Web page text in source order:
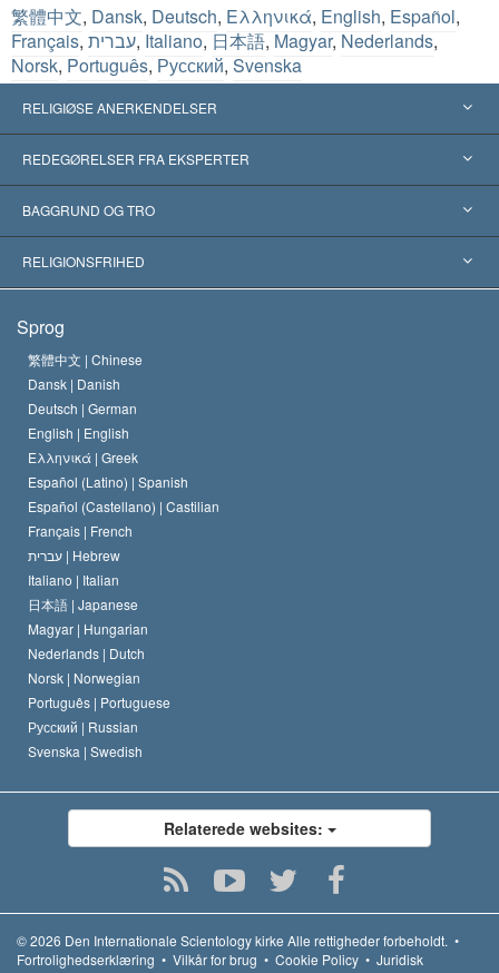
繁體中文, Dansk, Deutsch, Ελληνικά, English, Español,
Français, עברית, Italiano, 日本語, Magyar, Nederlands,
Norsk, Português, Русский, Svenska
RELIGIØSE ANERKENDELSER
USA
Anerkendelser fra hele verden
Skelsættende kendelser
REDEGØRELSER FRA EKSPERTER
Kategoriserede redegørelser
Verdens førende eksperter
BAGGRUND OG TRO
L. Ron Hubbard
Scientology kirkens trosbekendelse
En Scientologs Kodeks
David Miscavige
RELIGIONSFRIHED
Internationale standarder for menneskerettighederne
Bekendtgørelse om religion
Sprog
繁體中文 | Chinese
Dansk | Danish
Deutsch | German
English | English
Ελληνικά | Greek
Español (Latino) | Spanish
Español (Castellano) | Castilian
Français | French
עברית | Hebrew
Italiano | Italian
日本語 | Japanese
Magyar | Hungarian
Nederlands | Dutch
Norsk | Norwegian
Português | Portuguese
Русский | Russian
Svenska | Swedish
Relaterede websites:
© 2026 Den Internationale Scientology kirke Alle rettigheder forbeholdt. •
Fortrolighedserklæring • Vilkår for brug • Cookie Policy • Juridisk